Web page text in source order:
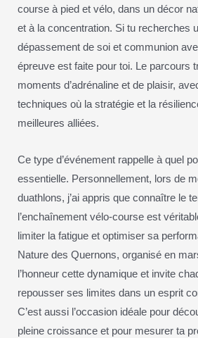
course à pied et vélo, dans un décor
et à la concentration. Si tu recherches
dépassement de soi et communion
épreuve est faite pour toi. Le parcours
moments d’adrénaline et de plaisir,
techniques où la stratégie et la
meilleures alliées.
Ce type d’événement rappelle à quel
essentielle. Personnellement, lors de
duathlons, j’ai appris que connaître le
l’enchaînement vélo-course est
limiter la fatigue et optimiser sa
Nature des Quernons, organisé en
l’honneur cette dynamique et invite
repousser ses limites dans un esprit
C’est aussi l’occasion idéale pour
pleine croissance et pour mesurer ta